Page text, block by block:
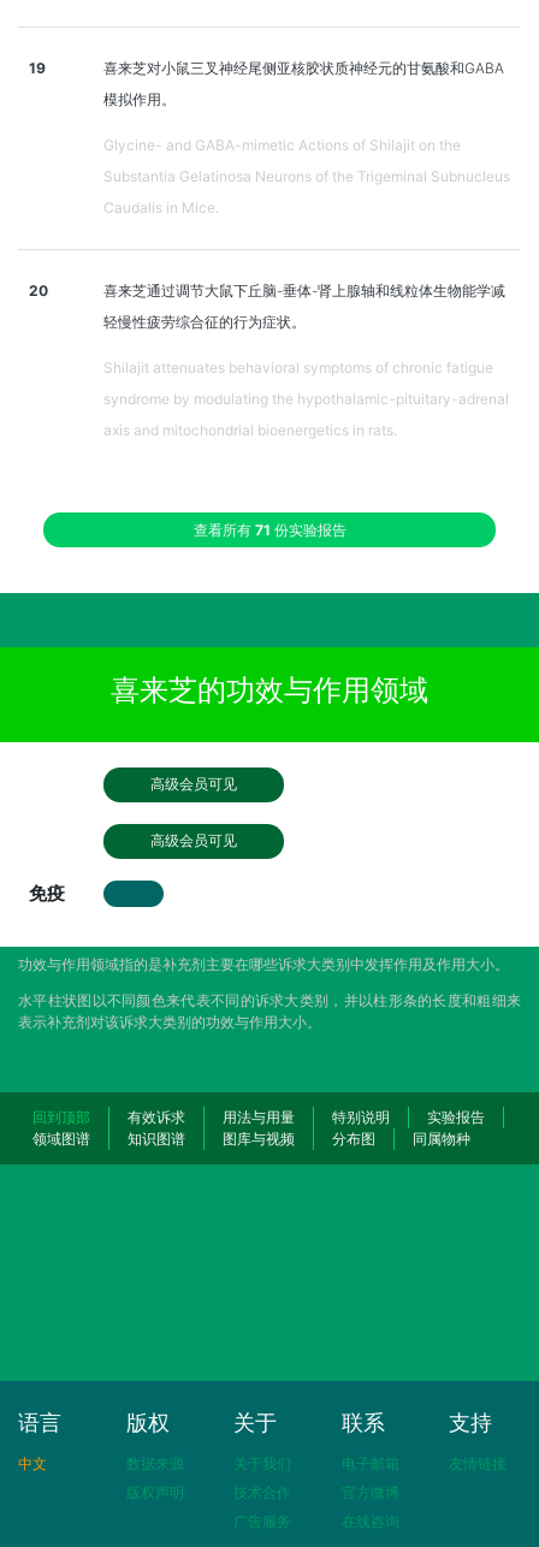
19
喜来芝对小鼠三叉神经尾侧亚核胶状质神经元的甘氨酸和GABA
模拟作用。
Glycine- and GABA-mimetic Actions of Shilajit on the
Substantia Gelatinosa Neurons of the Trigeminal Subnucleus
Caudalis in Mice.
20
喜来芝通过调节大鼠下丘脑-垂体-肾上腺轴和线粒体生物能学减
轻慢性疲劳综合征的行为症状。
Shilajit attenuates behavioral symptoms of chronic fatigue
syndrome by modulating the hypothalamic-pituitary-adrenal
axis and mitochondrial bioenergetics in rats.
查看所有 71 份实验报告
喜来芝的功效与作用领域
高级会员可见
高级会员可见
免疫
功效与作用领域指的是补充剂主要在哪些诉求大类别中发挥作用及作用大小。
水平柱状图以不同颜色来代表不同的诉求大类别，并以柱形条的长度和粗细来
表示补充剂对该诉求大类别的功效与作用大小。
回到顶部 有效诉求 用法与用量 特别说明
实验报告
领域图谱
知识图谱 图库与视频 分布图 同属物种
语言
中文
版权
数据来源
版权声明
关于
关于我们
技术合作
广告服务
联系
电子邮箱
官方微博
在线咨询
支持
友情链接